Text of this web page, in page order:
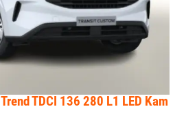
Trend TDCI 136 280 L1 LED Kam